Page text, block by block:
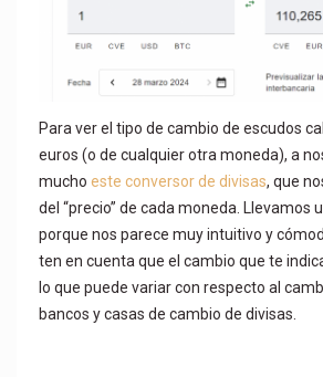
Para ver el tipo de cambio de escudos
euros (o de cualquier otra moneda), a
mucho este conversor de divisas, que
del “precio” de cada moneda. Llevamos
porque nos parece muy intuitivo y
ten en cuenta que el cambio que te
lo que puede variar con respecto al
bancos y casas de cambio de divisas.